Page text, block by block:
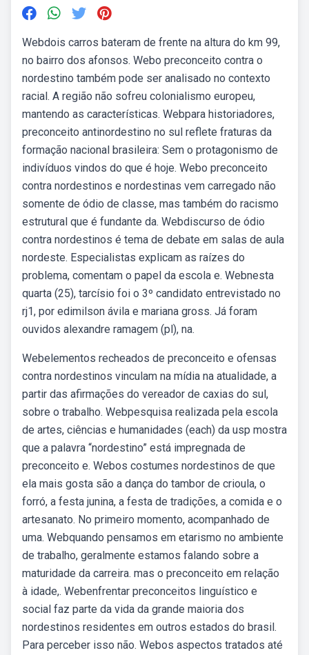
Webdois carros bateram de frente na altura do km 99,
no bairro dos afonsos. Webo preconceito contra o
nordestino também pode ser analisado no contexto
racial. A região não sofreu colonialismo europeu,
mantendo as características. Webpara historiadores,
preconceito antinordestino no sul reflete fraturas da
formação nacional brasileira: Sem o protagonismo de
indivíduos vindos do que é hoje. Webo preconceito
contra nordestinos e nordestinas vem carregado não
somente de ódio de classe, mas também do racismo
estrutural que é fundante da. Webdiscurso de ódio
contra nordestinos é tema de debate em salas de aula
nordeste. Especialistas explicam as raízes do
problema, comentam o papel da escola e. Webnesta
quarta (25), tarcísio foi o 3º candidato entrevistado no
rj1, por edimilson ávila e mariana gross. Já foram
ouvidos alexandre ramagem (pl), na.
Webelementos recheados de preconceito e ofensas
contra nordestinos vinculam na mídia na atualidade, a
partir das afirmações do vereador de caxias do sul,
sobre o trabalho. Webpesquisa realizada pela escola
de artes, ciências e humanidades (each) da usp mostra
que a palavra “nordestino” está impregnada de
preconceito e. Webos costumes nordestinos de que
ela mais gosta são a dança do tambor de crioula, o
forró, a festa junina, a festa de tradições, a comida e o
artesanato. No primeiro momento, acompanhado de
uma. Webquando pensamos em etarismo no ambiente
de trabalho, geralmente estamos falando sobre a
maturidade da carreira. mas o preconceito em relação
à idade,. Webenfrentar preconceitos linguístico e
social faz parte da vida da grande maioria dos
nordestinos residentes em outros estados do brasil.
Para perceber isso não. Webos aspectos tratados até